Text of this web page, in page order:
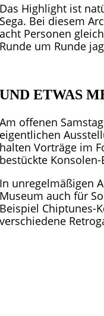
Das Highlight ist
Sega. Bei diesem
acht Personen
Runde um Runde
UND ETWAS
Am offenen
eigentlichen
halten Vorträge im
bestückte Konsolen-
In unregelmäßigen
Museum auch für
Beispiel Chiptunes-
verschiedene